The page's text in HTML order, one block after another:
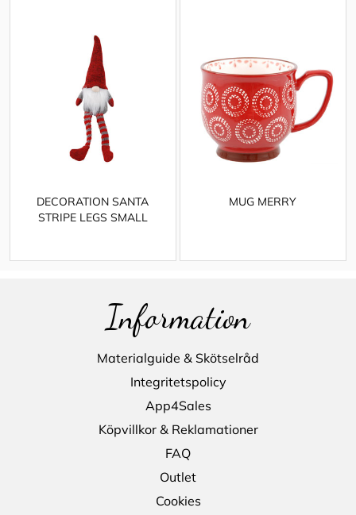
DECORATION SANTA
STRIPE LEGS SMALL
MUG MERRY
Information
Materialguide & Skötselråd
Integritetspolicy
App4Sales
Köpvillkor & Reklamationer
FAQ
Outlet
Cookies